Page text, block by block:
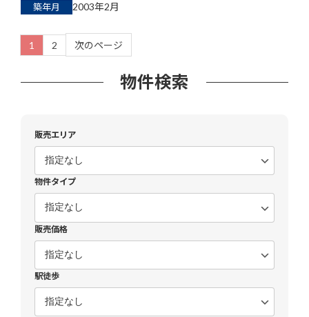
築年月 2003年2月
1 2 次のページ
物件検索
販売エリア
物件タイプ
販売価格
駅徒歩